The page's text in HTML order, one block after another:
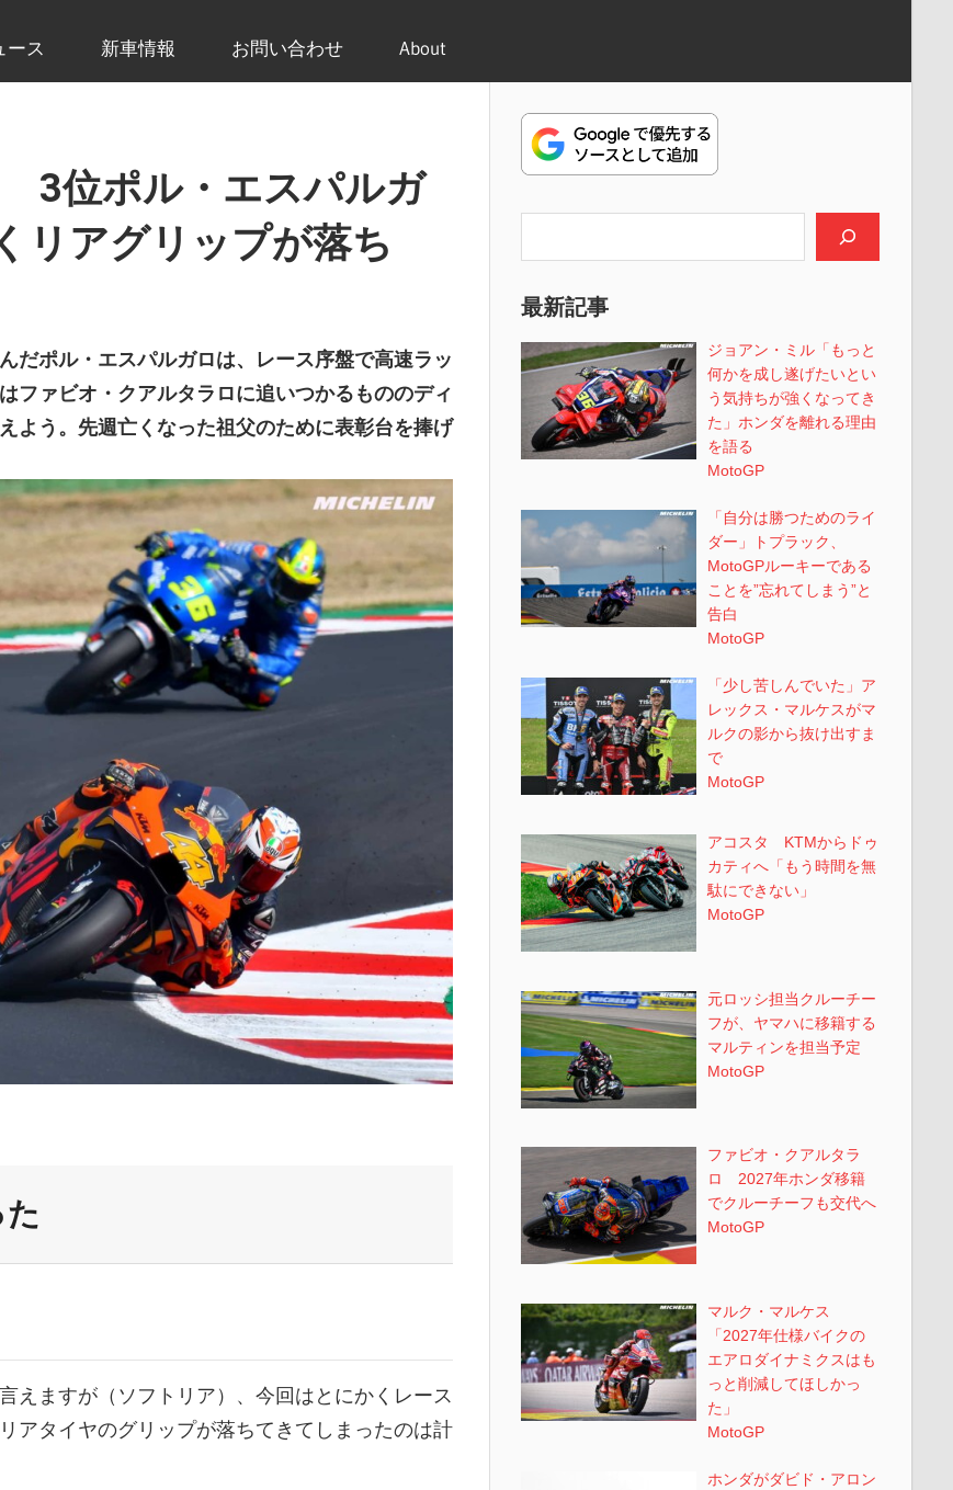
ース 新車情報 お問い合わせ About
3位ポル・エスパルガ
リアグリップが落ち
だポル・エスパルガロは、レース序盤で高速ラッ
ファビオ・クアルタラロに追いつかるもののディ
よう。先週亡くなった祖父のために表彰台を捧げ
えますが（ソフトリア）、今回はとにかくレース
アタイヤのグリップが落ちてきてしまったのは計
最新記事
ジョアン・ミル「もっと
何かを成し遂げたいとい
う気持ちが強くなってき
た」ホンダを離れる理由
を語る
MotoGP
「自分は勝つためのライ
ダー」トプラック、
MotoGPルーキーである
ことを”忘れてしまう”と
告白
MotoGP
「少し苦しんでいた」ア
レックス・マルケスがマ
ルクの影から抜け出すま
で
MotoGP
アコスタ KTMからドゥ
カティへ「もう時間を無
駄にできない」
MotoGP
元ロッシ担当クルーチー
フが、ヤマハに移籍する
マルティンを担当予定
MotoGP
ファビオ・クアルタラ
ロ 2027年ホンダ移籍
でクルーチーフも交代へ
MotoGP
マルク・マルケス
「2027年仕様バイクの
エアロダイナミクスはも
っと削減してほしかっ
た」
MotoGP
ホンダがダビド・アロン